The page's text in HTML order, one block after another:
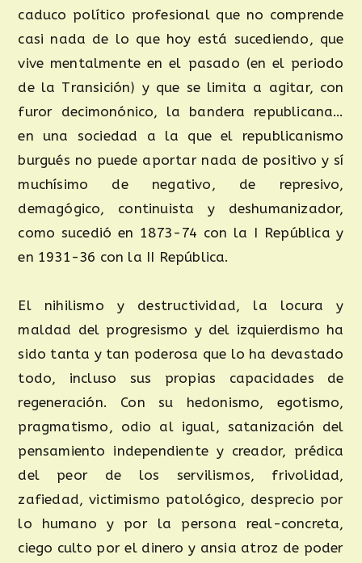
caduco político profesional que no comprende
casi nada de lo que hoy está sucediendo, que
vive mentalmente en el pasado (en el periodo
de la Transición) y que se limita a agitar, con
furor decimonónico, la bandera republicana…
en una sociedad a la que el republicanismo
burgués no puede aportar nada de positivo y sí
muchísimo de negativo, de represivo,
demagógico, continuista y deshumanizador,
como sucedió en 1873-74 con la I República y
en 1931-36 con la II República.
El nihilismo y destructividad, la locura y
maldad del progresismo y del izquierdismo ha
sido tanta y tan poderosa que lo ha devastado
todo, incluso sus propias capacidades de
regeneración. Con su hedonismo, egotismo,
pragmatismo, odio al igual, satanización del
pensamiento independiente y creador, prédica
del peor de los servilismos, frivolidad,
zafiedad, victimismo patológico, desprecio por
lo humano y por la persona real-concreta,
ciego culto por el dinero y ansia atroz de poder